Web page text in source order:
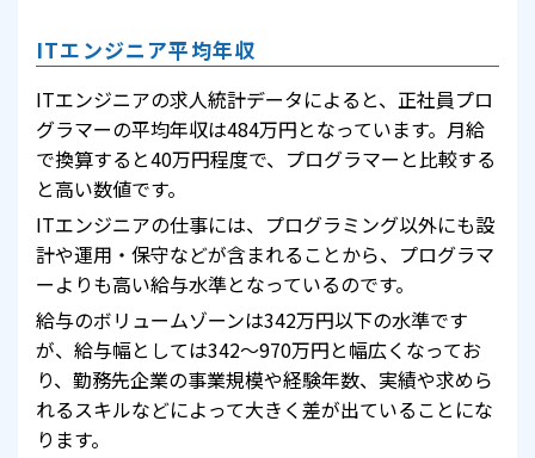
ITエンジニア平均年収
ITエンジニアの求人統計データによると、正社員プロ
グラマーの平均年収は484万円となっています。月給
で換算すると40万円程度で、プログラマーと比較する
と高い数値です。
ITエンジニアの仕事には、プログラミング以外にも設
計や運用・保守などが含まれることから、プログラマ
ーよりも高い給与水準となっているのです。
給与のボリュームゾーンは342万円以下の水準です
が、給与幅としては342～970万円と幅広くなってお
り、勤務先企業の事業規模や経験年数、実績や求めら
れるスキルなどによって大きく差が出ていることにな
ります。